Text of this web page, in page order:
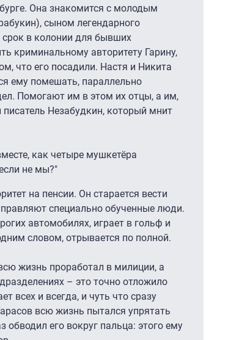
Она знакомится с молодым
сыном легендарного
в колонии для бывших
криминальному авторитету Гарину,
что его посадили. Настя и Никита
ему помешать, параллельно
Помогают им в этом их отцы, а им,
Незабудкин, который мнит
как четыре мушкетёра
не мы?"
на пенсии. Он старается вести
специально обученные люди.
автомобилях, играет в гольф и
словом, отрывается по полной.
жизнь проработал в милиции, а
– это точно отложило
всех и всегда, и чуть что сразу
всю жизнь пытался упрятать
обводил его вокруг пальца: этого ему